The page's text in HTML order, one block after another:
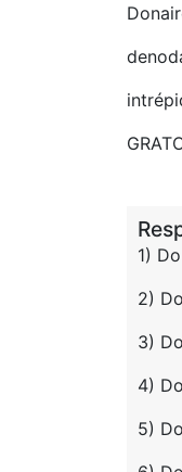
1)
2)
3)
4)
5)